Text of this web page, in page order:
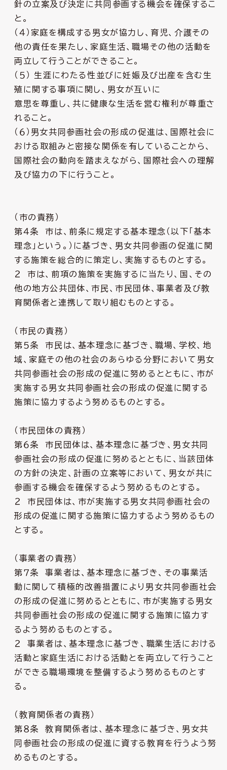
針の立案及び決定に共同参画する機会を確保するこ
と。
（４）家庭を構成する男女が協力し、育児、介護その
他の責任を果たし、家庭生活、職場その他の活動を
両立して行うことができること。
（５） 生涯にわたる性並びに妊娠及び出産を含む生
殖に関する事項に関し、男女が互いに
意思を尊重し、共に健康な生活を営む権利が尊重さ
れること。
（６）男女共同参画社会の形成の促進は、国際社会に
おける取組みと密接な関係を有していることから、
国際社会の動向を踏まえながら、国際社会への理解
及び協力の下に行うこと。
（市の責務）
第４条 市は、前条に規定する基本理念（以下「基本
理念」という。）に基づき、男女共同参画の促進に関
する施策を総合的に策定し、実施するものとする。
２ 市は、前項の施策を実施するに当たり、国、その
他の地方公共団体、市民、市民団体、事業者及び教
育関係者と連携して取り組むものとする。
（市民の責務）
第５条 市民は、基本理念に基づき、職場、学校、地
域、家庭その他の社会のあらゆる分野において男女
共同参画社会の形成の促進に努めるとともに、市が
実施する男女共同参画社会の形成の促進に関する
施策に協力するよう努めるものとする。
（市民団体の責務）
第６条 市民団体は、基本理念に基づき、男女共同
参画社会の形成の促進に努めるとともに、当該団体
の方針の決定、計画の立案等において、男女が共に
参画する機会を確保するよう努めるものとする。
２ 市民団体は、市が実施する男女共同参画社会の
形成の促進に関する施策に協力するよう努めるもの
とする。
（事業者の責務）
第７条 事業者は、基本理念に基づき、その事業活
動に関して積極的改善措置により男女共同参画社会
の形成の促進に努めるとともに、市が実施する男女
共同参画社会の形成の促進に関する施策に協力す
るよう努めるものとする。
２ 事業者は、基本理念に基づき、職業生活における
活動と家庭生活における活動とを両立して行うこと
ができる職場環境を整備するよう努めるものとす
る。
（教育関係者の責務）
第８条 教育関係者は、基本理念に基づき、男女共
同参画社会の形成の促進に資する教育を行うよう努
めるものとする。